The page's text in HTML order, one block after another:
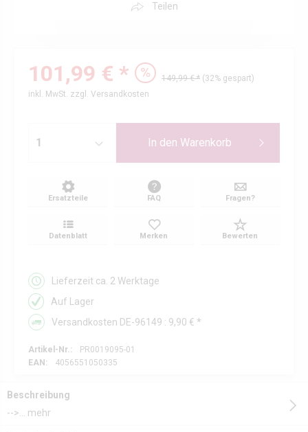
Teilen
101,99 € * 149,99 € * (32% gespart)
inkl. MwSt. zzgl. Versandkosten
In den Warenkorb
Ersatzteile FAQ Fragen?
Datenblatt Merken Bewerten
Lieferzeit ca. 2 Werktage
Auf Lager
Versandkosten DE-96149 : 9,90 € *
Artikel-Nr.:
PR0019095-01
EAN:
4056551050335
Beschreibung
-->...
mehr